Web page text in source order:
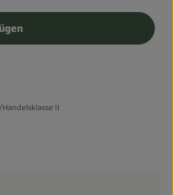
zum Warenkorb hinzufügen
Handelsklasse II